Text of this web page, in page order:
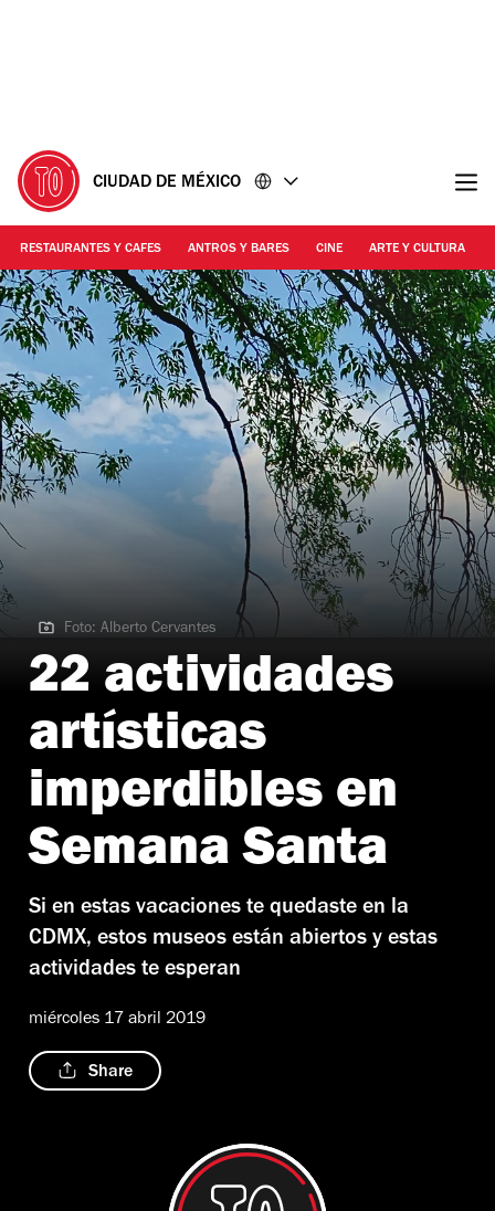
CIUDAD DE MÉXICO
RESTAURANTES Y CAFES ANTROS Y BARES CINE ARTE Y CULTURA
Foto: Alberto Cervantes
Foto: Alberto Cervantes
22 actividades
artísticas
imperdibles en
Semana Santa
Si en estas vacaciones te quedaste en la
CDMX, estos museos están abiertos y estas
actividades te esperan
miércoles 17 abril 2019
Share